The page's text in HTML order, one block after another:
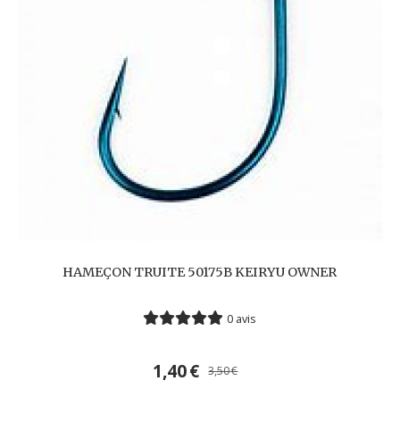
HAMEÇON TRUITE 50175B KEIRYU OWNER
0 avis
1,40€ 3,50€